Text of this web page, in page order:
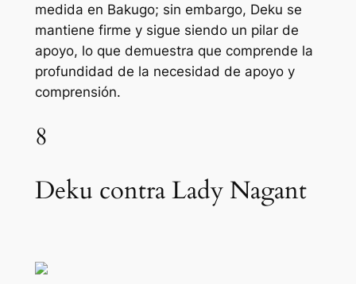
medida en Bakugo; sin embargo, Deku se
mantiene firme y sigue siendo un pilar de
apoyo, lo que demuestra que comprende la
profundidad de la necesidad de apoyo y
comprensión.
8
Deku contra Lady Nagant